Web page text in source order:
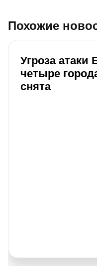
Похожие
Угроза атаки
четыре
снята